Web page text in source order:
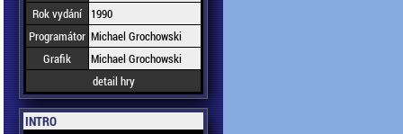
Rok vydání
1990
Programátor Michael Grochowski
Grafik
Michael Grochowski
detail hry
INTRO